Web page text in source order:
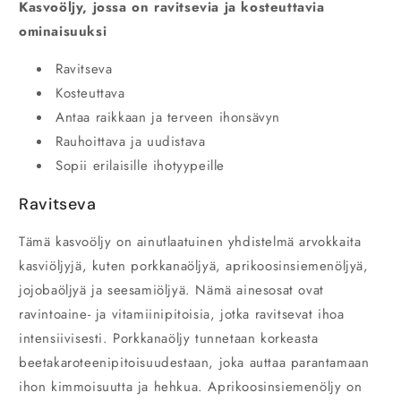
Kasvoöljy, jossa on ravitsevia ja kosteuttavia
ominaisuuksi
Ravitseva
Kosteuttava
Antaa raikkaan ja terveen ihonsävyn
Rauhoittava ja uudistava
Sopii erilaisille ihotyypeille
Ravitseva
Tämä kasvoöljy on ainutlaatuinen yhdistelmä arvokkaita
kasviöljyjä, kuten porkkanaöljyä, aprikoosinsiemenöljyä,
jojobaöljyä ja seesamiöljyä. Nämä ainesosat ovat
ravintoaine- ja vitamiinipitoisia, jotka ravitsevat ihoa
intensiivisesti. Porkkanaöljy tunnetaan korkeasta
beetakaroteenipitoisuudestaan, joka auttaa parantamaan
ihon kimmoisuutta ja hehkua. Aprikoosinsiemenöljy on